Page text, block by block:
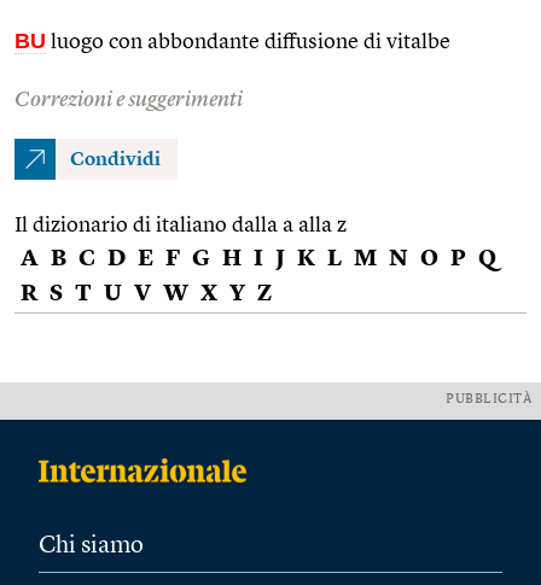
BU luogo con abbondante diffusione di vitalbe
Correzioni e suggerimenti
Condividi
Il dizionario di italiano dalla a alla z
A B C D E F G H I J K L M N O P Q
R S T U V W X Y Z
PUBBLICITÀ
Chi siamo